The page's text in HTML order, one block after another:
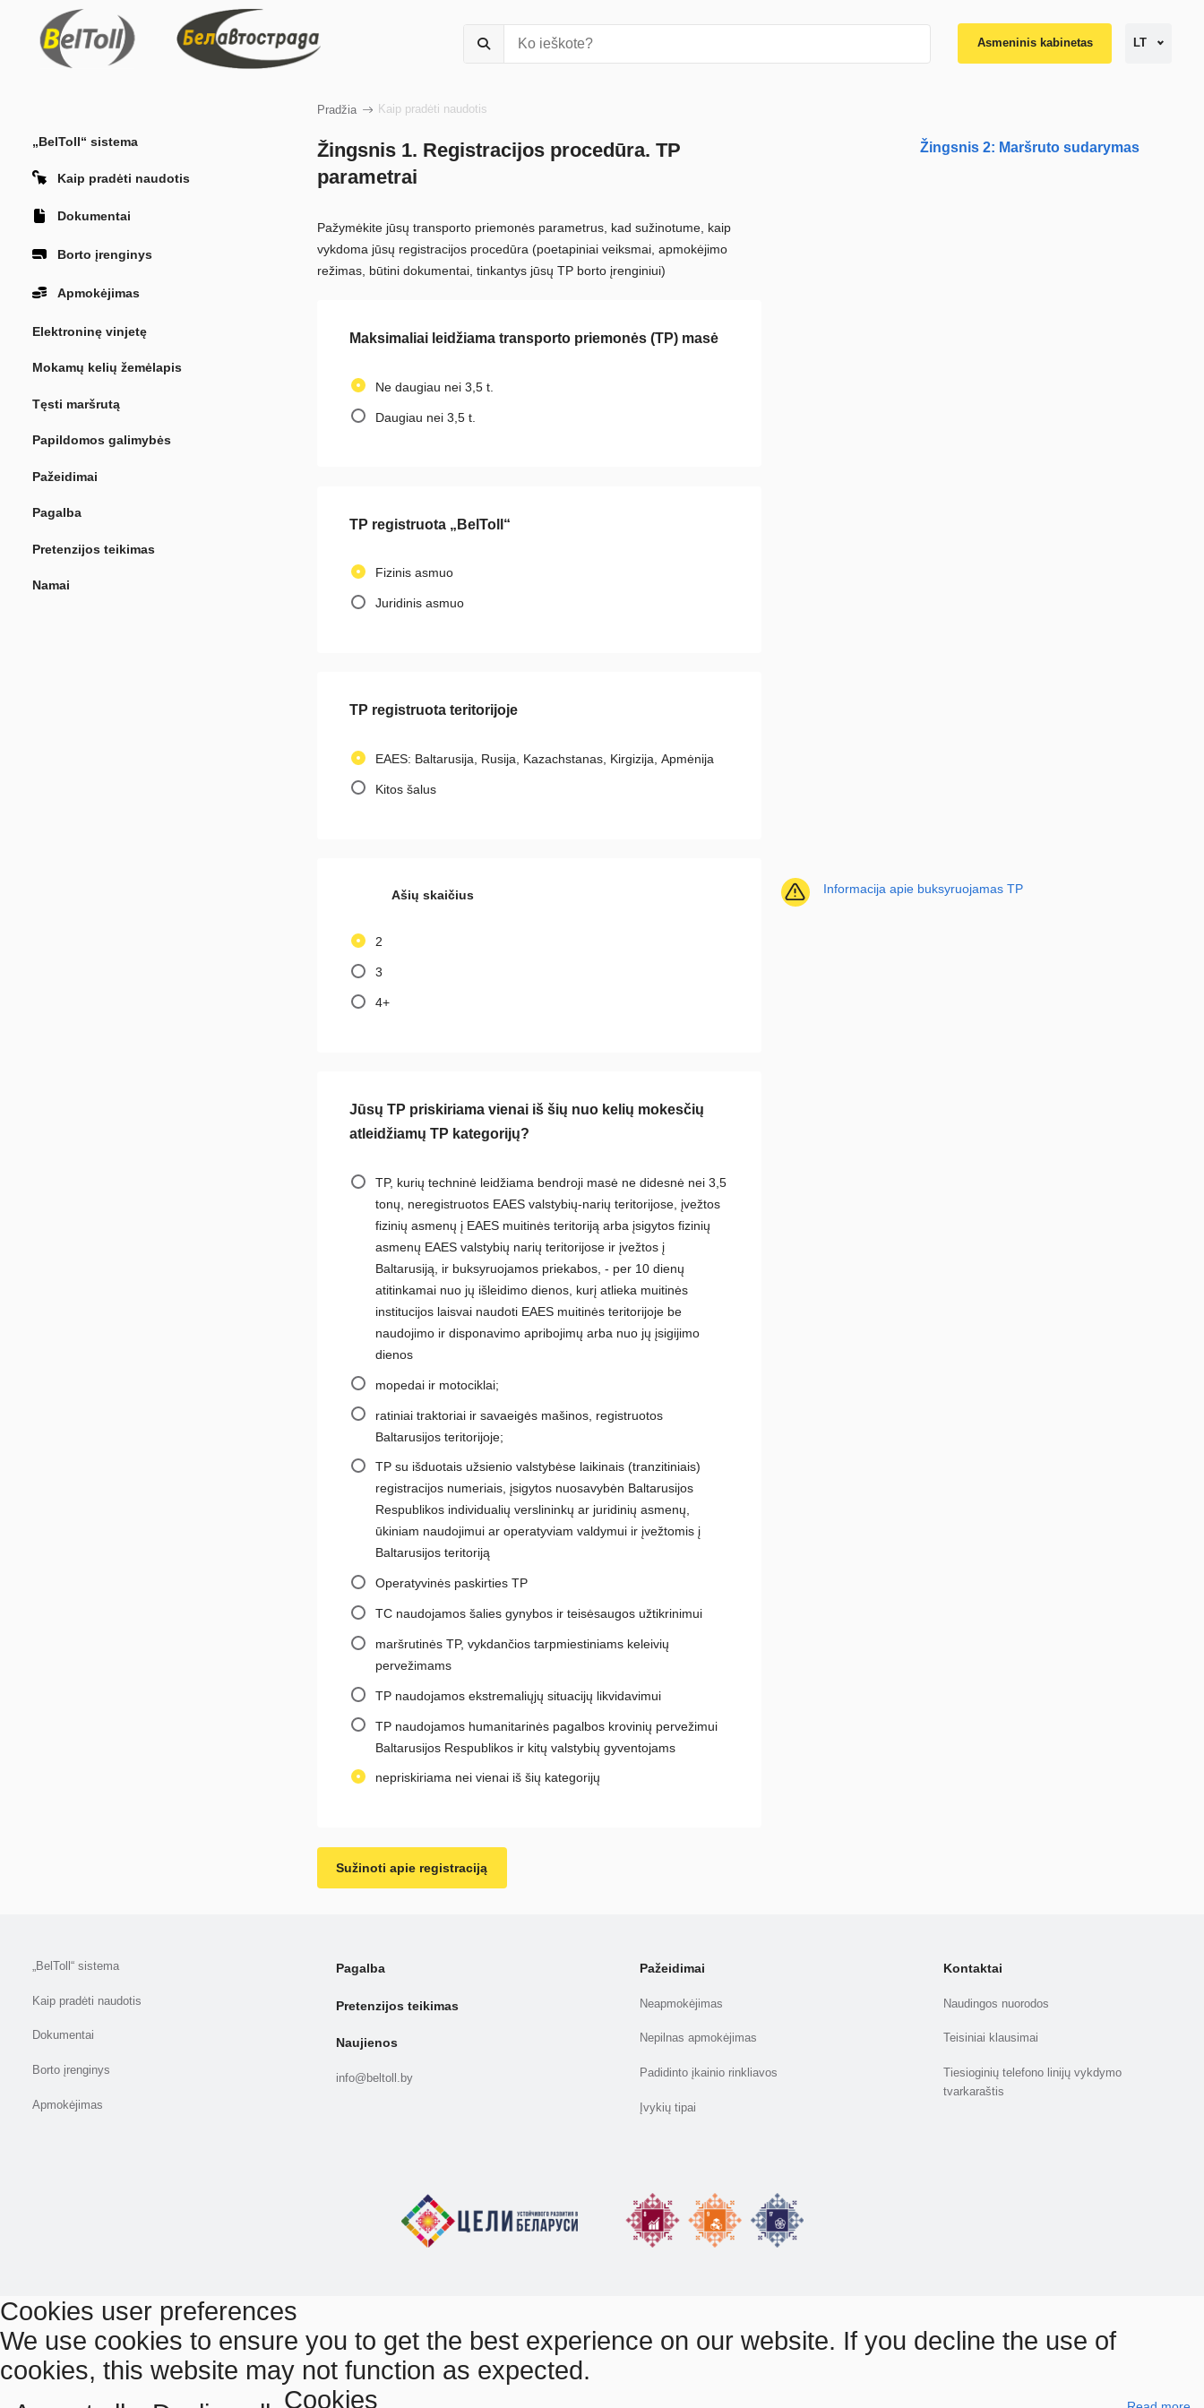
Asmeninis kabinetas LT
„BelToll“ sistema
Kaip pradėti naudotis
Dokumentai
Borto įrenginys
Apmokėjimas
Elektroninę vinjetę
Mokamų kelių žemėlapis
Tęsti maršrutą
Papildomos galimybės
Pažeidimai
Pagalba
Pretenzijos teikimas
Namai
Pradžia Kaip pradėti naudotis
Žingsnis 1. Registracijos procedūra. TP
parametrai
Pažymėkite jūsų transporto priemonės parametrus, kad sužinotume, kaip
vykdoma jūsų registracijos procedūra (poetapiniai veiksmai, apmokėjimo
režimas, būtini dokumentai, tinkantys jūsų TP borto įrenginiui)
Maksimaliai leidžiama transporto priemonės (TP) masė
Ne daugiau nei 3,5 t.
Daugiau nei 3,5 t.
TP registruota „BelToll“
Fizinis asmuo
Juridinis asmuo
TP registruota teritorijoje
EAES: Baltarusija, Rusija, Kazachstanas, Kirgizija, Арmėnija
Kitos šalus
Ašių skaičius
2
3
4+
Informacija apie buksyruojamas TP
Jūsų TP priskiriama vienai iš šių nuo kelių mokesčių
atleidžiamų TP kategorijų?
TP, kurių techninė leidžiama bendroji masė ne didesnė nei 3,5
tonų, neregistruotos EAES valstybių-narių teritorijose, įvežtos
fizinių asmenų į EAES muitinės teritoriją arba įsigytos fizinių
asmenų EAES valstybių narių teritorijose ir įvežtos į
Baltarusiją, ir buksyruojamos priekabos, - per 10 dienų
atitinkamai nuo jų išleidimo dienos, kurį atlieka muitinės
institucijos laisvai naudoti EAES muitinės teritorijoje be
naudojimo ir disponavimo apribojimų arba nuo jų įsigijimo
dienos
mopedai ir motociklai;
ratiniai traktoriai ir savaeigės mašinos, registruotos
Baltarusijos teritorijoje;
TP su išduotais užsienio valstybėse laikinais (tranzitiniais)
registracijos numeriais, įsigytos nuosavybėn Baltarusijos
Respublikos individualių verslininkų ar juridinių asmenų,
ūkiniam naudojimui ar operatyviam valdymui ir įvežtomis į
Baltarusijos teritoriją
Operatyvinės paskirties TP
ТС naudojamos šalies gynybos ir teisėsaugos užtikrinimui
maršrutinės TP, vykdančios tarpmiestiniams keleivių
pervežimams
TP naudojamos ekstremaliųjų situacijų likvidavimui
TP naudojamos humanitarinės pagalbos krovinių pervežimui
Baltarusijos Respublikos ir kitų valstybių gyventojams
nepriskiriama nei vienai iš šių kategorijų
Sužinoti apie registraciją
Žingsnis 2: Maršruto sudarymas
„BelToll“ sistema
Kaip pradėti naudotis
Dokumentai
Borto įrenginys
Apmokėjimas
Pagalba
Pretenzijos teikimas
Naujienos
info@beltoll.by
Pažeidimai
Neapmokėjimas
Nepilnas apmokėjimas
Padidinto įkainio rinkliavos
Įvykių tipai
Kontaktai
Naudingos nuorodos
Teisiniai klausimai
Tiesioginių telefono linijų vykdymo
tvarkaraštis
Cookies user preferences
We use cookies to ensure you to get the best experience on our website. If you decline the use of
cookies, this website may not function as expected.
Cookies